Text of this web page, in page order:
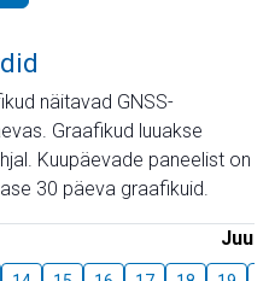
näitavad GNSS-
Graafikud luuakse
Kuupäevade paneelist on
30 päeva graafikuid.
Juuli